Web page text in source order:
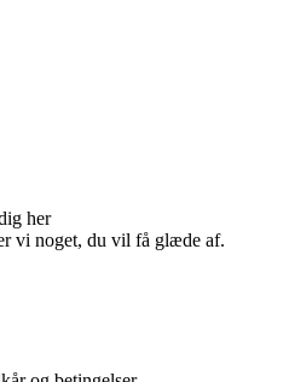
her
vi noget, du vil få glæde af.